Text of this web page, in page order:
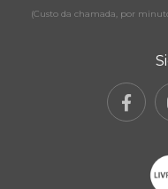
(Custo da chamada, por